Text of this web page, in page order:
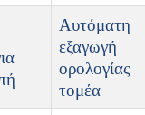
Αυτόματη
εξαγωγή
ορολογίας
τομέα